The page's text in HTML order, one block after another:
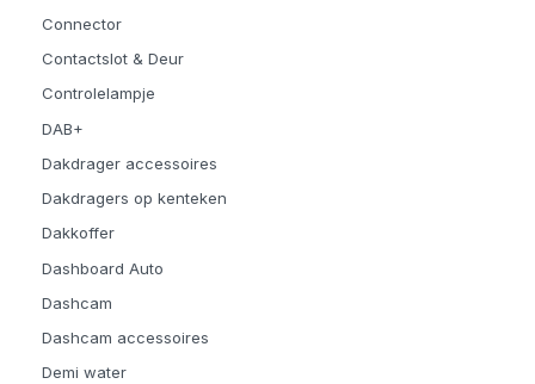
Connector
Contactslot & Deur
Controlelampje
DAB+
Dakdrager accessoires
Dakdragers op kenteken
Dakkoffer
Dashboard Auto
Dashcam
Dashcam accessoires
Demi water